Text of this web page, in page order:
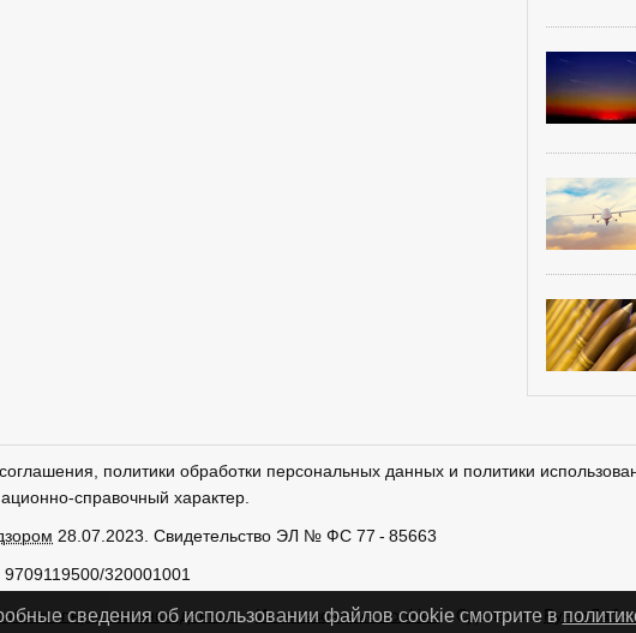
политики обработки персональных данных и политики
справочный характер.
28.07.2023. Свидетельство ЭЛ № ФС 77 - 85663
320001001
персональных данных Использование cookies Сделано вРунетЛаб
сведения об использовании файлов cookie смотрите в